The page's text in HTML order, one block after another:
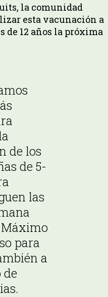
la comunidad
esta vacunación a
de 12 años la próxima
de los
de 5-
las
para
a
de